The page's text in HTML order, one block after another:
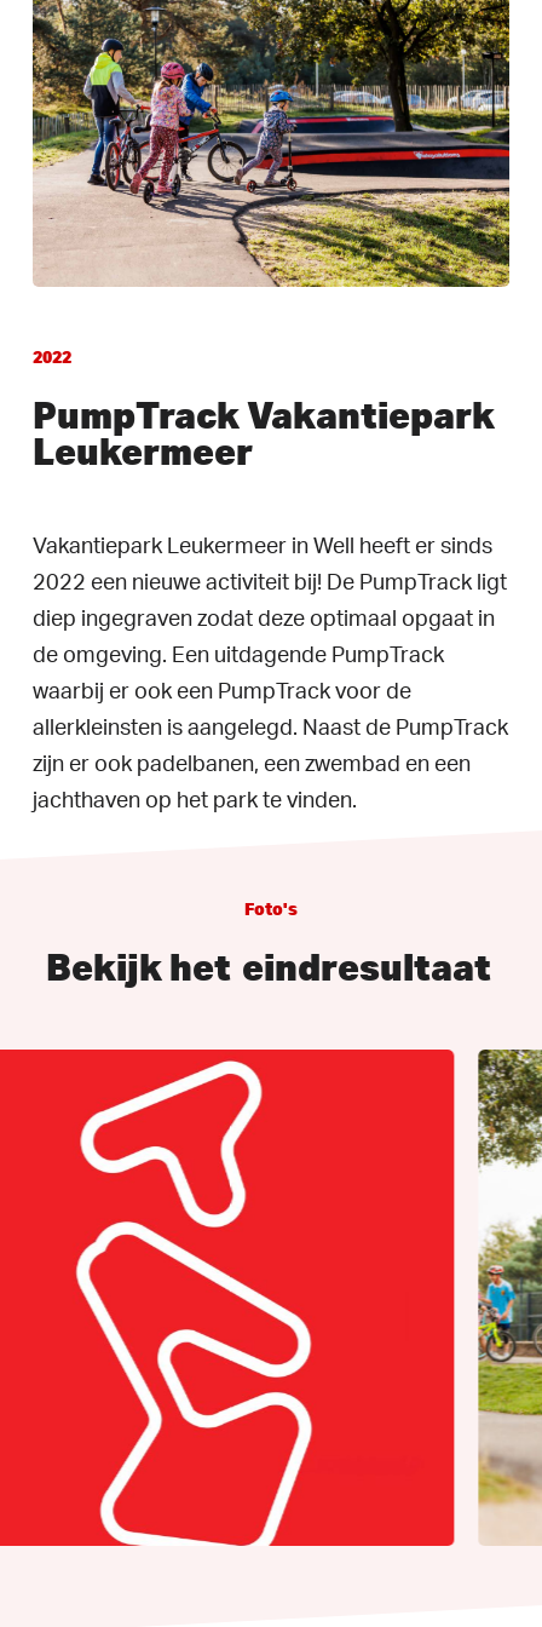
2022
PumpTrack Vakantiepark
Leukermeer
Vakantiepark Leukermeer in Well heeft er sinds
2022 een nieuwe activiteit bij! De PumpTrack ligt
diep ingegraven zodat deze optimaal opgaat in
de omgeving. Een uitdagende PumpTrack
waarbij er ook een PumpTrack voor de
allerkleinsten is aangelegd. Naast de PumpTrack
zijn er ook padelbanen, een zwembad en een
jachthaven op het park te vinden.
Foto's
Bekijk het eindresultaat